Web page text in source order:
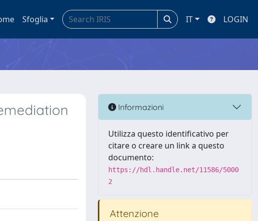
Sfoglia IT LOGIN
Informazioni
Utilizza questo identificativo per
citare o creare un link a questo
documento:
https://hdl.handle.net/11586/5000
2
Attenzione